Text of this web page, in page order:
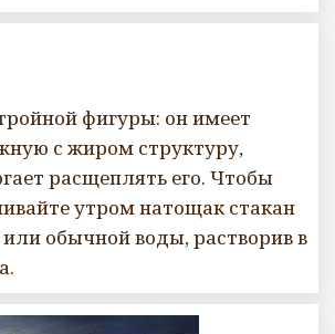
фигуры: он имеет
с жиром структуру,
расщеплять его. Чтобы
утром натощак стакан
обычной воды, растворив в